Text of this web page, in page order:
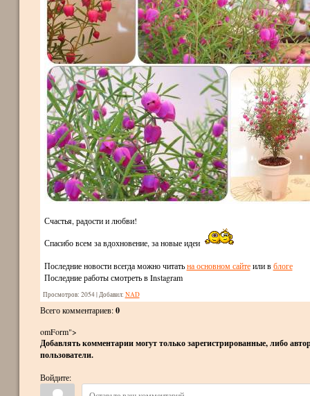
Счастья, радости и любви!
Спасибо всем за вдохновение, за новые идеи
Последние новости всегда можно читатьна основном сайтеили вблоге
Последние работы смотреть в Instagram
Просмотров: 2054 |Добавил: NAD
Всего комментариев:0
omForm">
Добавлять комментарии могут только зарегистрированные, либо
пользователи.
Войдите: